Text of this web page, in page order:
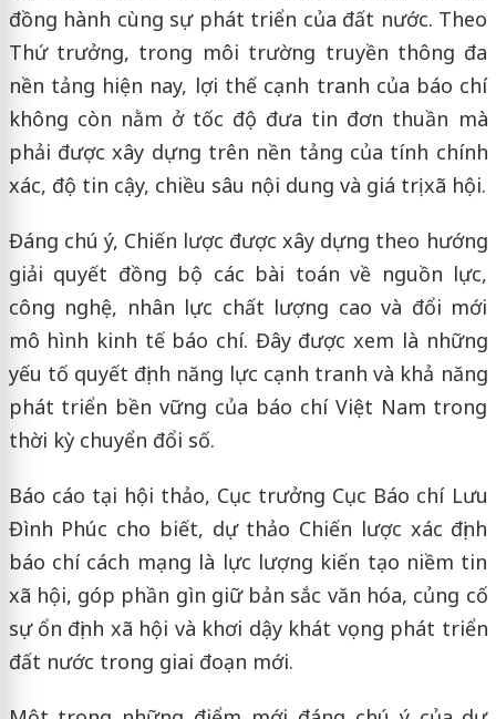
đồng hành cùng sự phát triển của đất nước. Theo
Thứ trưởng, trong môi trường truyền thông đa
nền tảng hiện nay, lợi thế cạnh tranh của báo chí
không còn nằm ở tốc độ đưa tin đơn thuần mà
phải được xây dựng trên nền tảng của tính chính
xác, độ tin cậy, chiều sâu nội dung và giá trị xã hội.
Đáng chú ý, Chiến lược được xây dựng theo hướng
giải quyết đồng bộ các bài toán về nguồn lực,
công nghệ, nhân lực chất lượng cao và đổi mới
mô hình kinh tế báo chí. Đây được xem là những
yếu tố quyết định năng lực cạnh tranh và khả năng
phát triển bền vững của báo chí Việt Nam trong
thời kỳ chuyển đổi số.
Báo cáo tại hội thảo, Cục trưởng Cục Báo chí Lưu
Đình Phúc cho biết, dự thảo Chiến lược xác định
báo chí cách mạng là lực lượng kiến tạo niềm tin
xã hội, góp phần gìn giữ bản sắc văn hóa, củng cố
sự ổn định xã hội và khơi dậy khát vọng phát triển
đất nước trong giai đoạn mới.